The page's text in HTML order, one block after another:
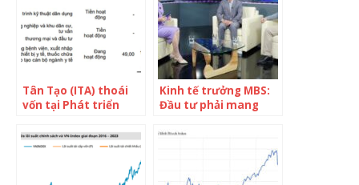
Tân Tạo (ITA) thoái
vốn tại Phát triển
và Đầu tư & Phát
triển Đô thị Tân Tạo
Kinh tế trưởng MBS:
Đầu tư phải mang
tố về tăng trưởng lợi
nghiệp sẽ hỗ trợ tốt
cho thị trường